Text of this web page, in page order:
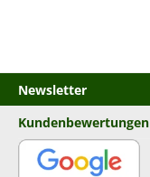
Newsletter
Kundenbewertungen